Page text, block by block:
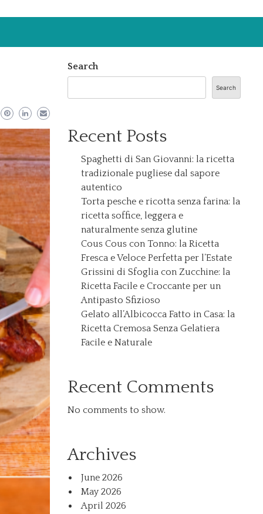
Search
Search
Recent Posts
Spaghetti di San Giovanni: la ricetta
tradizionale pugliese dal sapore
autentico
Torta pesche e ricotta senza farina: la
ricetta soffice, leggera e
naturalmente senza glutine
Cous Cous con Tonno: la Ricetta
Fresca e Veloce Perfetta per l’Estate
Grissini di Sfoglia con Zucchine: la
Ricetta Facile e Croccante per un
Antipasto Sfizioso
Gelato all’Albicocca Fatto in Casa: la
Ricetta Cremosa Senza Gelatiera
Facile e Naturale
Recent Comments
No comments to show.
Archives
June 2026
May 2026
April 2026